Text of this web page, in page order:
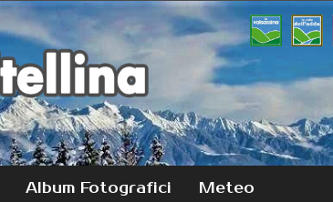
Album Fotografici Meteo